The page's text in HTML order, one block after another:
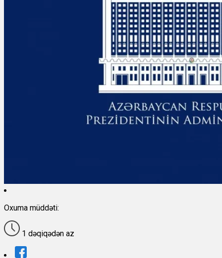
Oxuma müddəti:
1 dəqiqədən az